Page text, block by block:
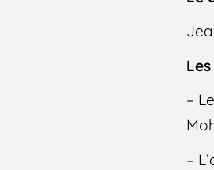
–
–